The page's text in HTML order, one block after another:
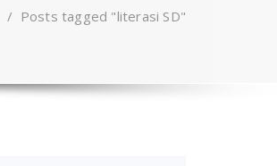
/ Posts tagged "literasi SD"